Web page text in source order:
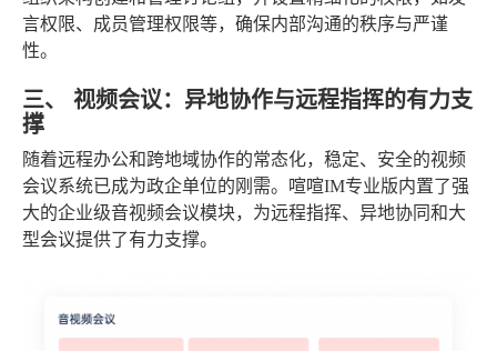
言权限、成员管理权限等，确保内部沟通的秩序与严谨
性。
三、 视频会议：异地协作与远程指挥的有力支
撑
随着远程办公和跨地域协作的常态化，稳定、安全的视频
会议系统已成为政企单位的刚需。喧喧IM专业版内置了强
大的企业级音视频会议模块，为远程指挥、异地协同和大
型会议提供了有力支撑。